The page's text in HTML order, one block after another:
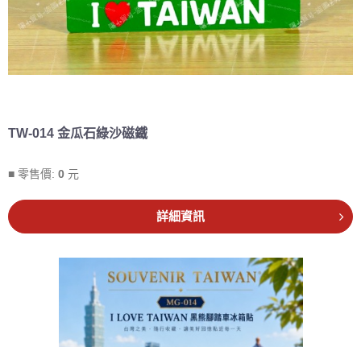
TW-014 金瓜石綠沙磁鐵
■ 零售價: 0 元
詳細資訊